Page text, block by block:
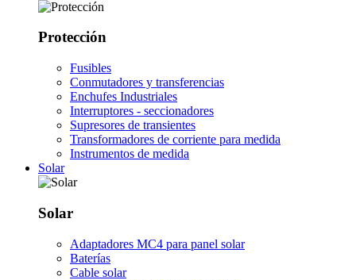
Protección
Fusibles
Conmutadores y transferencias
Enchufes Industriales
Interruptores - seccionadores
Supresores de transientes
Transformadores de corriente para medida
Instrumentos de medida
Solar
Solar
Adaptadores MC4 para panel solar
Baterías
Cable solar